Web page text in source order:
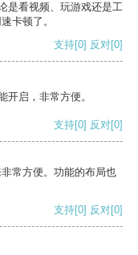
是看视频、玩游戏还是工
卡顿了。
支持[0] 反对[0]
开启，非常方便。
支持[0] 反对[0]
常方便。功能的布局也
支持[0] 反对[0]